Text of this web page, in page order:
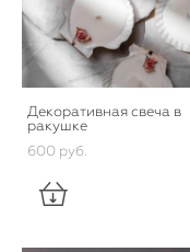
Декоративная свеча в
ракушке
600 pуб.